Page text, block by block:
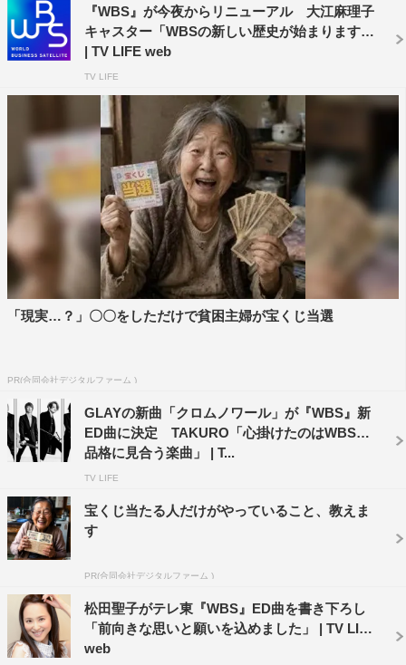
毎週（金）後11・00～11・58
©テレビ東京
『WBS』が今夜からリニューアル 大江麻理子
キャスター「WBSの新しい歴史が始まります」
| TV LIFE web
TV LIFE
「現実…？」〇〇をしただけで貧困主婦が宝くじ当選
PR(合同会社デジタルファーム )
GLAYの新曲「クロムノワール」が『WBS』新
ED曲に決定 TAKURO「心掛けたのはWBSの
品格に見合う楽曲」 | T...
TV LIFE
宝くじ当たる人だけがやっていること、教えま
す
PR(合同会社デジタルファーム )
松田聖子がテレ東『WBS』ED曲を書き下ろし
「前向きな思いと願いを込めました」 | TV LIFE
web